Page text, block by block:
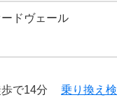
ドヴェール
で14分 乗り換え